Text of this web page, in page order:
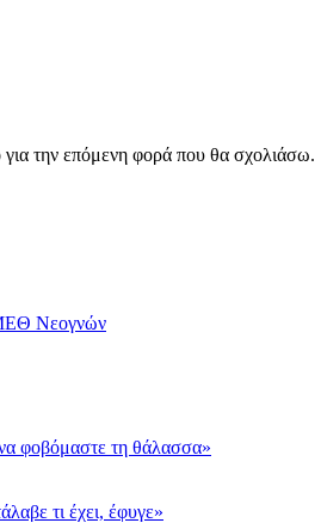
την επόμενη φορά που θα σχολιάσω.
Νεογνών
φοβόμαστε τη θάλασσα»
τι έχει, έφυγε»